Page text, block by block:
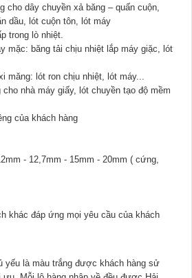
cho dây chuyền xả băng – quấn cuộn,
dầu, lót cuộn tôn, lót máy
trong lò nhiệt.
mặc: băng tải chịu nhiệt lắp máy giặc, lót
măng: lót ron chịu nhiệt, lót máy...
nhà máy giấy, lót chuyền tạo độ mềm
của khách hàng
- 12,7mm - 15mm - 20mm ( cứng,
khác đáp ứng mọi yêu cầu của khách
yếu là màu trắng được khách hàng sử